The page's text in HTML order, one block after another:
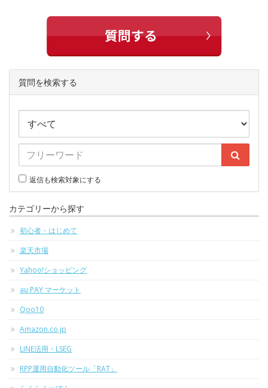
質問を検索する
返信も検索対象にする
カテゴリーから探す
初心者・はじめて
楽天市場
Yahoo!ショッピング
au PAY マーケット
Qoo10
Amazon.co.jp
LINE活用・LSEG
RPP運用自動化ツール「RAT」